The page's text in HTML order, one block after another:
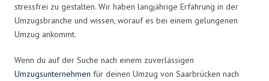
stressfrei zu gestalten. Wir haben langjährige Erfahrung in der
Umzugsbranche und wissen, worauf es bei einem gelungenen
Umzug ankommt.
Wenn du auf der Suche nach einem zuverlässigen
Umzugsunternehmen für deinen Umzug von Saarbrücken nach